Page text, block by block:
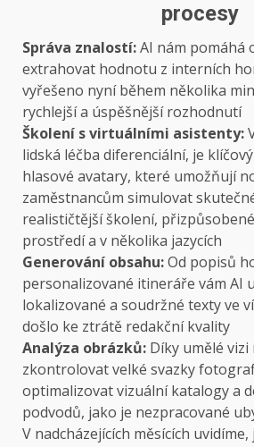
procesy
Správa znalostí:AI nám pomáhá
extrahovat hodnotu z interních
vyřešeno nyní během několika
rychlejší a úspěšnější rozhodnutí
Školení s virtuálními asistenty:
lidská léčba diferenciální, je
hlasové avatary, které umožňují
zaměstnancům simulovat
realističtější školení,
prostředí a v několika jazycích
Generování obsahu:Od popisů
personalizované itineráře vám AI
lokalizované a soudržné texty ve
došlo ke ztrátě redakční kvality
Analýza obrázků: Díky umělé vizi
zkontrolovat velké svazky
optimalizovat vizuální katalogy a
podvodů, jako je nezpracované
V nadcházejících měsících